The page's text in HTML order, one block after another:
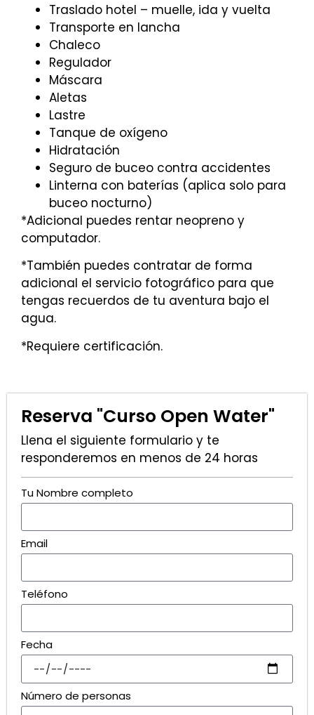
Traslado hotel – muelle, ida y vuelta
Transporte en lancha
Chaleco
Regulador
Máscara
Aletas
Lastre
Tanque de oxígeno
Hidratación
Seguro de buceo contra accidentes
Linterna con baterías (aplica solo para
buceo nocturno)
*Adicional puedes rentar neopreno y
computador.
*También puedes contratar de forma
adicional el servicio fotográfico para que
tengas recuerdos de tu aventura bajo el
agua.
*Requiere certificación.
Reserva "Curso Open Water"
Llena el siguiente formulario y te
responderemos en menos de 24 horas
Tu Nombre completo
Email
Teléfono
Fecha
Número de personas